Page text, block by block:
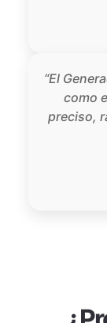
“El
como
preciso,